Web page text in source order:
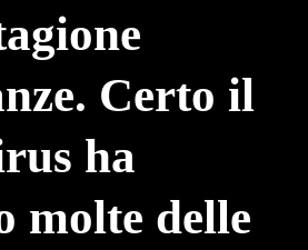
Certo il
ha
molte delle